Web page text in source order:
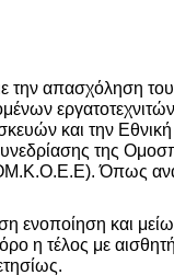
την απασχόληση
και την Εθνική
της
Όπως
ενοποίηση και
η τέλος με